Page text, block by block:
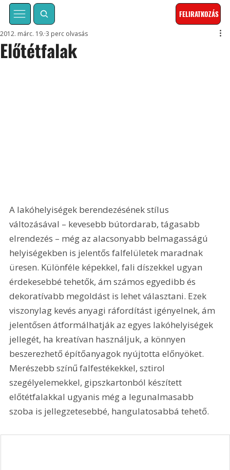
FELIRATKOZÁS
Előtétfalak
2012. márc. 19. 3 perc olvasás
A lakóhelyiségek berendezésének stílus
változásával – kevesebb bútordarab, tágasabb
elrendezés – még az alacsonyabb belmagasságú
helyiségekben is jelentős fal­felületek maradnak
üresen. Különféle képekkel, fali díszekkel ugyan
érdekesebbé tehetők, ám ­számos egyedibb és
dekoratívabb ­meg­oldást is lehet választani. Ezek
viszonylag kevés anyagi ráfordítást igényelnek, ám
jelentősen átformálhatják az egyes lakóhelyiségek
jellegét, ha kreatívan használjuk, a könnyen
beszerezhető építőanya­gok nyújtotta előnyöket.
Merészebb színű falfestékekkel, sztirol
szegélyelemekkel, gipszkartonból készített
előtétfalakkal ugyanis még a ­legunalmasabb
szoba is jelleg­zetesebbé, hangulatosabbá tehető.